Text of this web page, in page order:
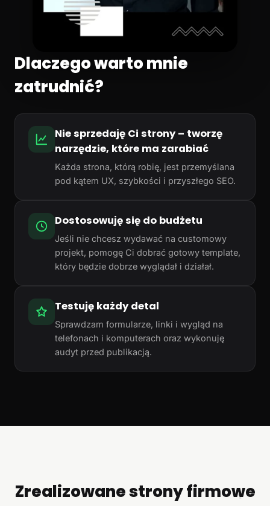
Dlaczego warto mnie
zatrudnić?
Nie sprzedaję Ci strony – tworzę
narzędzie, które ma zarabiać
Każda strona, którą robię, jest przemyślana
pod kątem UX, szybkości i przyszłego SEO.
Dostosowuję się do budżetu
Jeśli nie chcesz wydawać na customowy
projekt, pomogę Ci dobrać gotowy template,
który będzie dobrze wyglądał i działał.
Testuję każdy detal
Sprawdzam formularze, linki i wygląd na
telefonach i komputerach oraz wykonuję
audyt przed publikacją.
+
Zrealizowane strony firmowe